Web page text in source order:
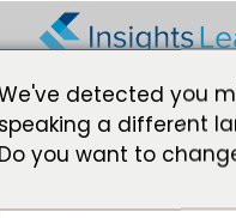
voor Automotive
Systems (DMS)
detected you
speaking a different
Do you want to